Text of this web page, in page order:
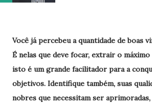
Você já percebeu a quantidade de boas
É nelas que deve focar, extrair o máximo
isto é um grande facilitador para a
objetivos. Identifique também, suas
nobres que necessitam ser